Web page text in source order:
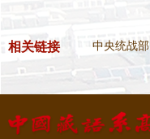
相关链接 中央统战部